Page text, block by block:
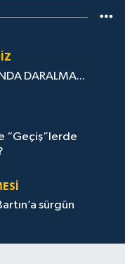
DARALMA...
“Geçiş”lerde
sürgün